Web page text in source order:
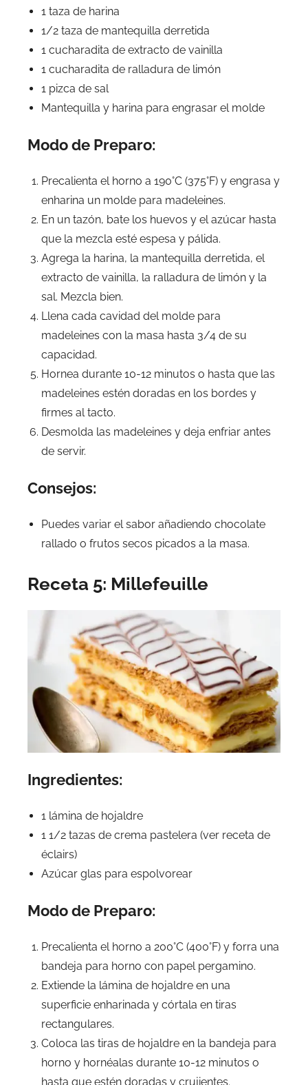
1 taza de harina
1/2 taza de mantequilla derretida
1 cucharadita de extracto de vainilla
1 cucharadita de ralladura de limón
1 pizca de sal
Mantequilla y harina para engrasar el molde
Modo de Preparo:
Precalienta el horno a 190°C (375°F) y engrasa y
enharina un molde para madeleines.
En un tazón, bate los huevos y el azúcar hasta
que la mezcla esté espesa y pálida.
Agrega la harina, la mantequilla derretida, el
extracto de vainilla, la ralladura de limón y la
sal. Mezcla bien.
Llena cada cavidad del molde para
madeleines con la masa hasta 3/4 de su
capacidad.
Hornea durante 10-12 minutos o hasta que las
madeleines estén doradas en los bordes y
firmes al tacto.
Desmolda las madeleines y deja enfriar antes
de servir.
Consejos:
Puedes variar el sabor añadiendo chocolate
rallado o frutos secos picados a la masa.
Receta 5: Millefeuille
Ingredientes:
1 lámina de hojaldre
1 1/2 tazas de crema pastelera (ver receta de
éclairs)
Azúcar glas para espolvorear
Modo de Preparo:
Precalienta el horno a 200°C (400°F) y forra una
bandeja para horno con papel pergamino.
Extiende la lámina de hojaldre en una
superficie enharinada y córtala en tiras
rectangulares.
Coloca las tiras de hojaldre en la bandeja para
horno y hornéalas durante 10-12 minutos o
hasta que estén doradas y crujientes.